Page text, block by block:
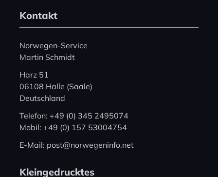
Kontakt
Norwegen-Service
Martin Schmidt
Harz 51
06108 Halle (Saale)
Deutschland
Telefon: +49 (0) 345 2495074
Mobil: +49 (0) 157 53004754
E-Mail: post@norwegeninfo.net
Kleingedrucktes